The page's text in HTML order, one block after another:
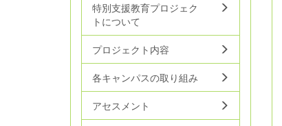
特別支援教育プロジェク
トについて
プロジェクト内容
各キャンパスの取り組み
アセスメント